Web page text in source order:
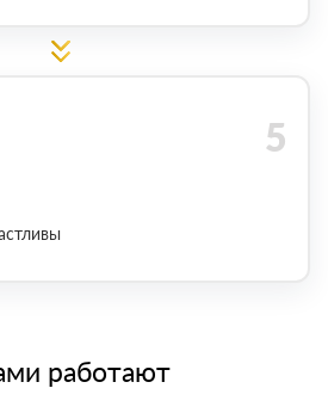
работают